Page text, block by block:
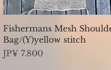
Visualização rápida
Fishermans Mesh
Bag/(Y)yellow stitch
Preço
JP¥ 7.800